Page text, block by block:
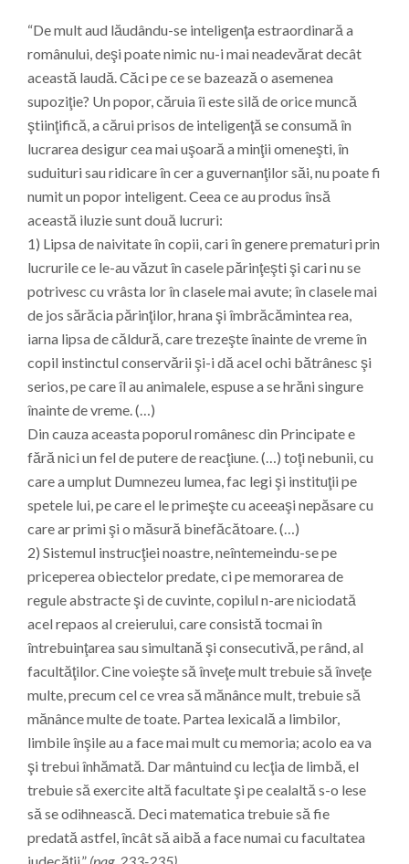
“De mult aud lăudându-se inteligenţa estraordinară a
românului, deşi poate nimic nu-i mai neadevărat decât
această laudă. Căci pe ce se bazează o asemenea
supoziţie? Un popor, căruia îi este silă de orice muncă
ştiinţifică, a cărui prisos de inteligenţă se consumă în
lucrarea desigur cea mai uşoară a minţii omeneşti, în
suduituri sau ridicare în cer a guvernanţilor săi, nu poate fi
numit un popor inteligent. Ceea ce au produs însă
această iluzie sunt două lucruri:
1) Lipsa de naivitate în copii, cari în genere prematuri prin
lucrurile ce le-au văzut în casele părinţeşti şi cari nu se
potrivesc cu vrâsta lor în clasele mai avute; în clasele mai
de jos sărăcia părinţilor, hrana şi îmbrăcămintea rea,
iarna lipsa de căldură, care trezeşte înainte de vreme în
copil instinctul conservării şi-i dă acel ochi bătrânesc şi
serios, pe care îl au animalele, espuse a se hrăni singure
înainte de vreme. (…)
Din cauza aceasta poporul românesc din Principate e
fără nici un fel de putere de reacţiune. (…) toţi nebunii, cu
care a umplut Dumnezeu lumea, fac legi şi instituţii pe
spetele lui, pe care el le primeşte cu aceeaşi nepăsare cu
care ar primi şi o măsură binefăcătoare. (…)
2) Sistemul instrucţiei noastre, neîntemeindu-se pe
priceperea obiectelor predate, ci pe memorarea de
regule abstracte şi de cuvinte, copilul n-are niciodată
acel repaos al creierului, care consistă tocmai în
întrebuinţarea sau simultană şi consecutivă, pe rând, al
facultăţilor. Cine voieşte să înveţe mult trebuie să înveţe
multe, precum cel ce vrea să mănânce mult, trebuie să
mănânce multe de toate. Partea lexicală a limbilor,
limbile înşile au a face mai mult cu memoria; acolo ea va
şi trebui înhămată. Dar mântuind cu lecţia de limbă, el
trebuie să exercite altă facultate şi pe cealaltă s-o lese
să se odihnească. Deci matematica trebuie să fie
predată astfel, încât să aibă a face numai cu facultatea